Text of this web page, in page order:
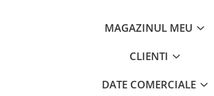
MAGAZINUL MEU
CLIENTI
DATE COMERCIALE